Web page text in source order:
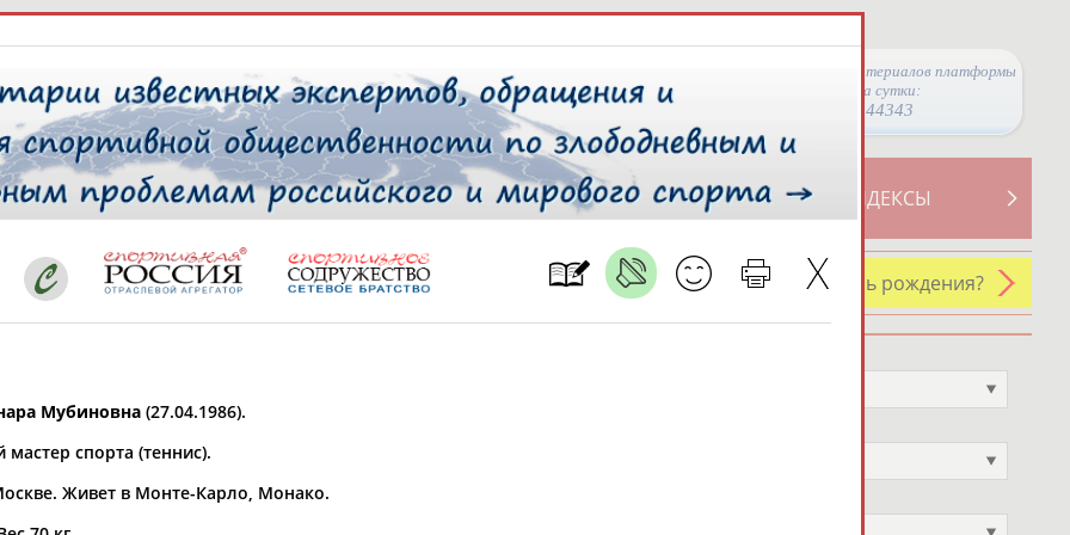
Просмотры материалов платформы
за сутки:
44343
СВОДНЫЕ ИНДЕКСЫ
ТАБЛО АКТИВНОСТИ
РЕСУРСНАЯ ПЛОЩАДКА
У кого сегодня день рождения?
проживания
Мубиновна (27.04.1986).
спорта (теннис).
Живет в Монте-Карло, Монако.